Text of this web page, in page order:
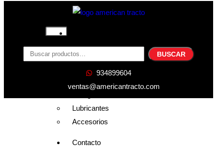
Nosotros
Productos
Lubricantes
Accesorios
Contacto
BUSCAR
934899604
ventas@americantracto.com